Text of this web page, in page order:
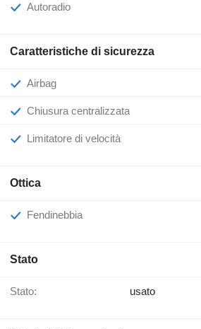
Autoradio
Caratteristiche di sicurezza
Airbag
Chiusura centralizzata
Limitatore di velocità
Ottica
Fendinebbia
Stato
Stato: usato